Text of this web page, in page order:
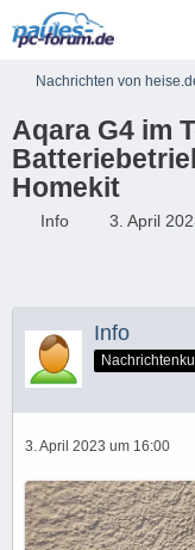
Nachrichten von
Aqara G4 im
Homekit
Info 3. April
Info
3. April 2023 um 16:00